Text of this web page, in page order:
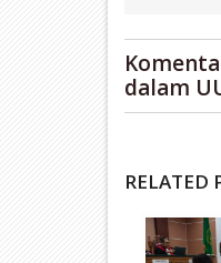
dalam
RELATED